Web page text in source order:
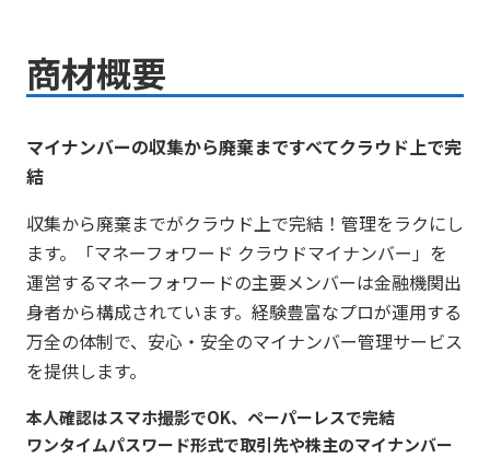
商材概要
マイナンバーの収集から廃棄まですべてクラウド上で完
結
収集から廃棄までがクラウド上で完結！管理をラクにし
ます。「マネーフォワード クラウドマイナンバー」を
運営するマネーフォワードの主要メンバーは⾦融機関出
⾝者から構成されています。経験豊富なプロが運⽤する
万全の体制で、安⼼‧安全のマイナンバー管理サービス
を提供します。
本⼈確認はスマホ撮影でOK、ペーパーレスで完結
ワンタイムパスワード形式で取引先や株主のマイナンバー